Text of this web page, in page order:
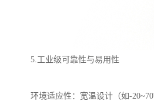
5. 工业级可靠性与易用性
环境适应性：宽温设计（如-20~70